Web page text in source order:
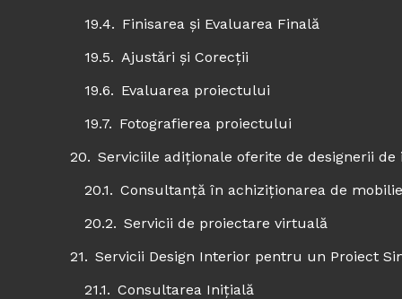
Finisarea și Evaluarea Finală
Ajustări și Corecții
Evaluarea proiectului
Fotografierea proiectului
Serviciile adiționale oferite de designerii de
Consultanță în achiziționarea de
Servicii de proiectare virtuală
Servicii Design Interior pentru un Proiect
Consultarea Inițială